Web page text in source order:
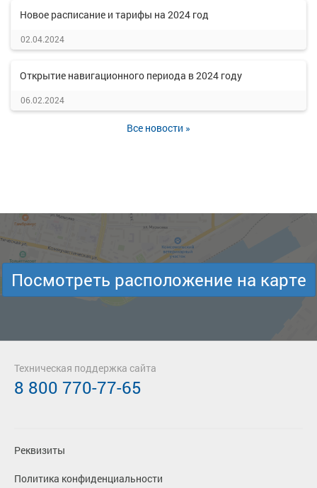
Новое расписание и тарифы на 2024 год
02.04.2024
Открытие навигационного периода в 2024 году
06.02.2024
Все новости »
Посмотреть расположение на карте
Реквизиты
Политика конфиденциальности
Техническая поддержка сайта
8 800 770-77-65